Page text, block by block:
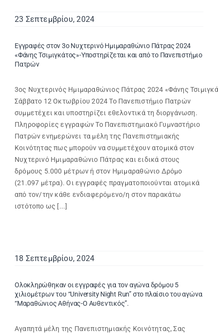
23 Σεπτεμβρίου, 2024
Εγγραφές στον 3ο Νυχτερινό Ημιμαραθώνιο Πάτρας 2024
«Φάνης Τσιμιγκάτος»-Υποστηρίζεται και από το Πανεπιστήμιο
Πατρών
3ος Νυχτερινός Ημιμαραθώνιος Πάτρας 2024 «Φάνης
Σάββατο 12 Οκτωβρίου 2024 Το Πανεπιστήμιο Πατρών
συμμετέχει και υποστηρίζει εθελοντικά τη διοργάνωση.
Πληροφορίες εγγραφών Το Πανεπιστημιακό Γυμναστήριο
Πατρών ενημερώνει τα μέλη της Πανεπιστημιακής
Κοινότητας πως μπορούν να συμμετέχουν ατομικά στον
Νυχτερινό Ημιμαραθώνιο Πάτρας και ειδικά στους
δρόμους 5.000 μέτρων ή στον Ημιμαραθώνιο Δρόμο
(21.097 μέτρα). Οι εγγραφές πραγματοποιούνται ατομικά
από τον/την κάθε ενδιαφερόμενο/η στον παρακάτω
ιστότοπο ως [...]
18 Σεπτεμβρίου, 2024
Ολοκληρώθηκαν οι εγγραφές για τον αγώνα δρόμου 5
χιλιομέτρων του “University Night Run” στο πλαίσιο του αγώνα
“Μαραθώνιος Αθήνας-Ο Αυθεντικός”.
Αγαπητά μέλη της Πανεπιστημιακής Κοινότητας, Σας